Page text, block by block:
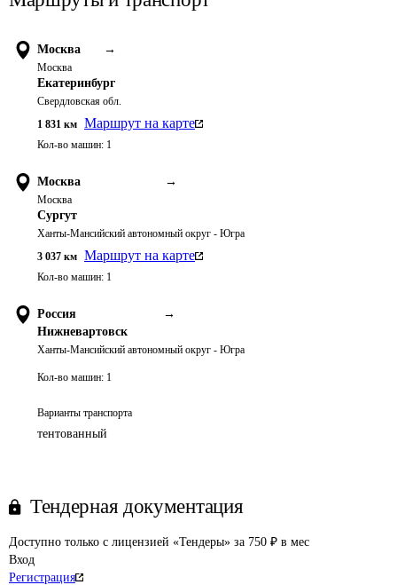
Москва →
Москва
Екатеринбург
Свердловская обл.
1 831 км Маршрут на карте
Кол-во машин: 1
Москва →
Москва
Сургут
Ханты-Мансийский автономный округ - Югра
3 037 км Маршрут на карте
Кол-во машин: 1
Россия
→
Нижневартовск
Ханты-Мансийский автономный округ - Югра
Кол-во машин: 1
Варианты транспорта
тентованный
Тендерная документация
Доступно только с лицензией «Тендеры» за 750 ₽ в мес
Вход
Регистрация